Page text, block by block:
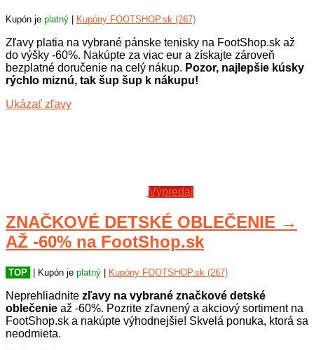
Kupón je platný Kupóny FOOTSHOP.sk (267)
Zľavy platia na vybrané pánske tenisky na FootShop.sk až
do výšky -60%. Nakúpte za viac eur a získajte zároveň
bezplatné doručenie na celý nákup. Pozor, najlepšie kúsky
rýchlo miznú, tak šup šup k nákupu!
Ukázať zľavy
Výpredaj
ZNAČKOVÉ DETSKÉ OBLEČENIE →
AŽ -60% na FootShop.sk
TOP | Kupón je platný Kupóny FOOTSHOP.sk (267)
Neprehliadnite zľavy na vybrané značkové detské
oblečenie až -60%. Pozrite zľavnený a akciový sortiment na
FootShop.sk a nakúpte výhodnejšie! Skvelá ponuka, ktorá sa
neodmieta.